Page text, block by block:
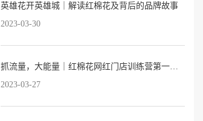
英雄花开英雄城｜解读红棉花及背后的品牌故事
2023-03-30
抓流量，大能量｜红棉花网红门店训练营第一期完满落幕！
2023-03-27